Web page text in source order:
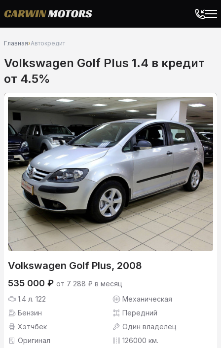
Главная›Автокредит
Volkswagen Golf Plus 1.4 в кредит
от 4.5%
Volkswagen Golf Plus, 2008
535 000 ₽ от 7 288 ₽ в месяц
1.4 л. 122
Механическая
Бензин
Передний
Хэтчбек
Один владелец
Оригинал
126000 км.